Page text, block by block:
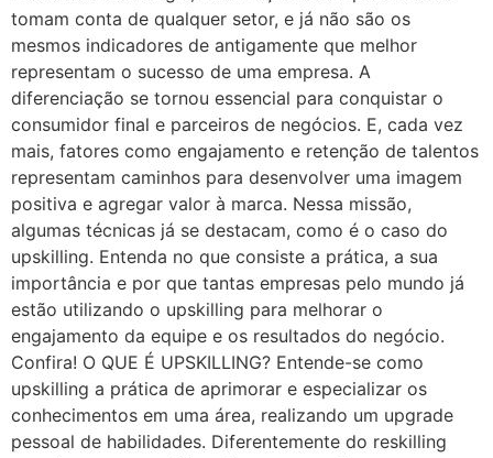
tomam conta de qualquer setor, e já não são os
mesmos indicadores de antigamente que melhor
representam o sucesso de uma empresa. A
diferenciação se tornou essencial para conquistar o
consumidor final e parceiros de negócios. E, cada vez
mais, fatores como engajamento e retenção de talentos
representam caminhos para desenvolver uma imagem
positiva e agregar valor à marca. Nessa missão,
algumas técnicas já se destacam, como é o caso do
upskilling. Entenda no que consiste a prática, a sua
importância e por que tantas empresas pelo mundo já
estão utilizando o upskilling para melhorar o
engajamento da equipe e os resultados do negócio.
Confira! O QUE É UPSKILLING? Entende-se como
upskilling a prática de aprimorar e especializar os
conhecimentos em uma área, realizando um upgrade
pessoal de habilidades. Diferentemente do reskilling